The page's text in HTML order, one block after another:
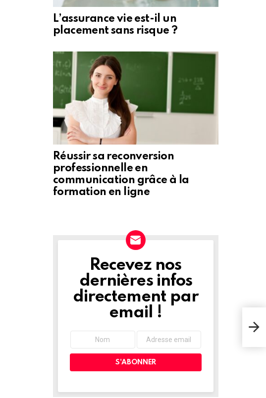
L’assurance vie est-il un
placement sans risque ?
Réussir sa reconversion
professionnelle en
communication grâce à la
formation en ligne
NEWSLETTER
Recevez nos
dernières infos
directement par
email !